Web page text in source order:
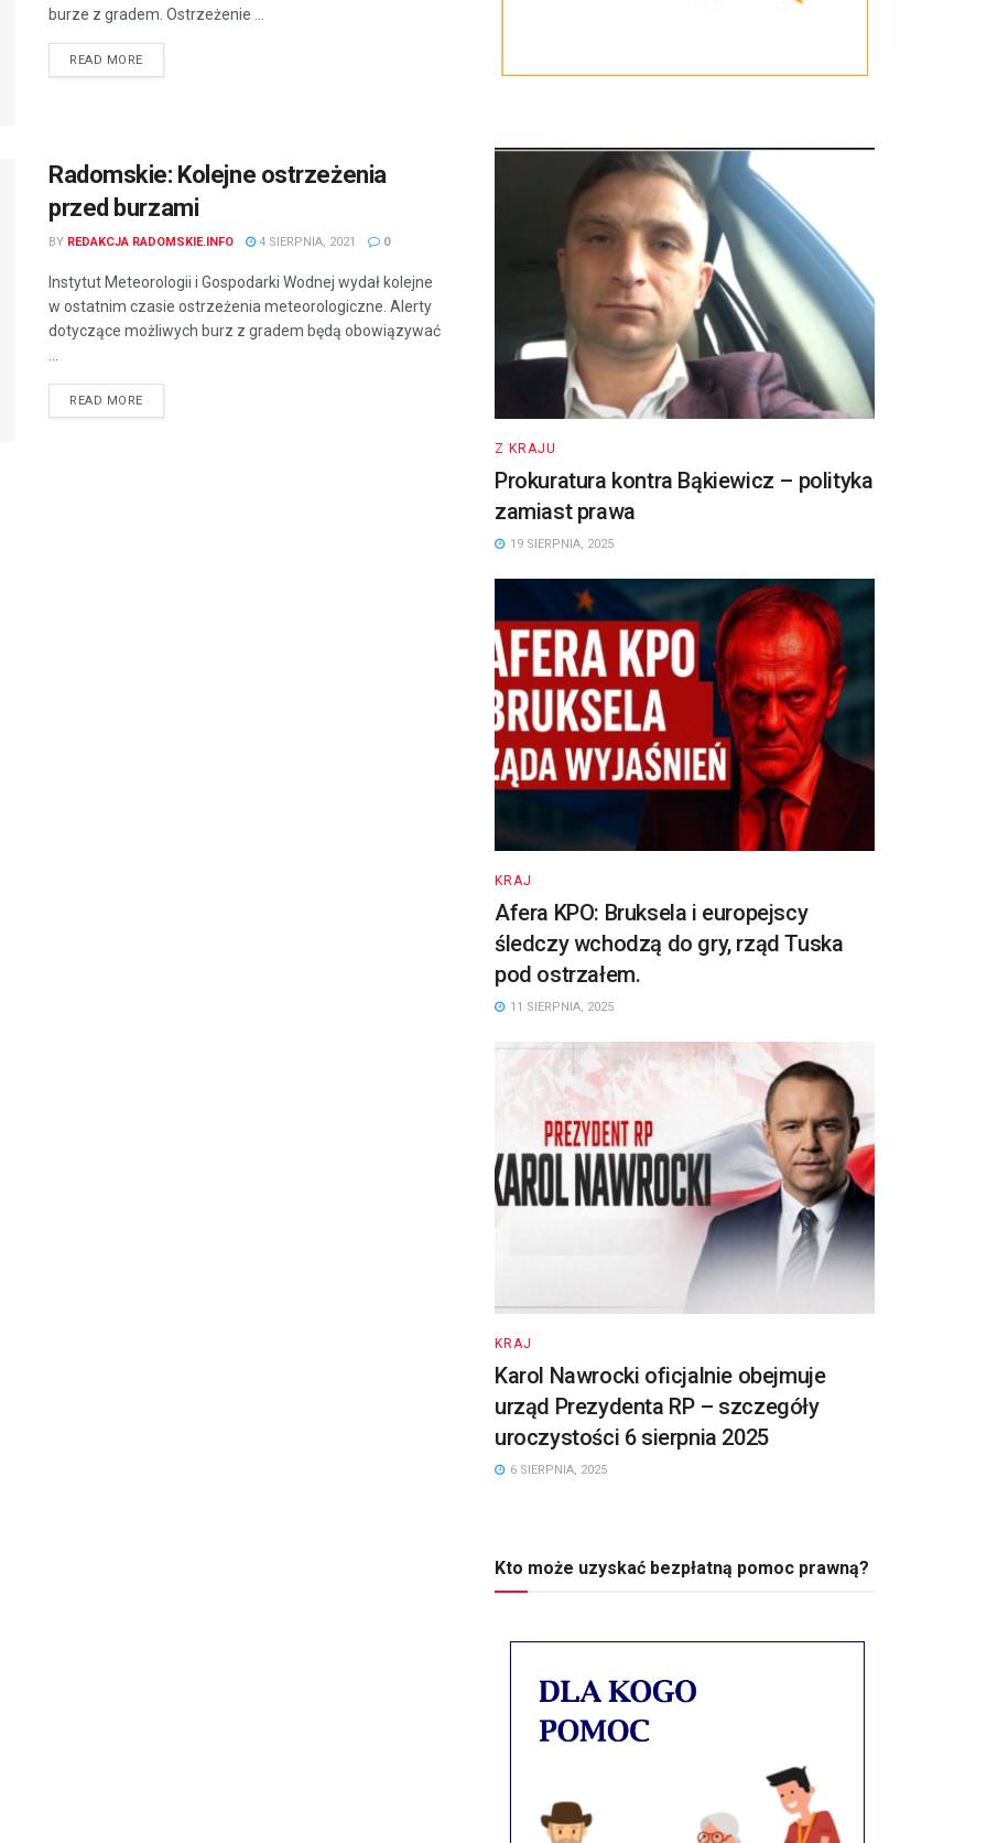
burze z gradem. Ostrzeżenie ...
READ MORE
Radomskie: Kolejne ostrzeżenia
przed burzami
BY REDAKCJA RADOMSKIE.INFO 4 SIERPNIA, 2021 0
Instytut Meteorologii i Gospodarki Wodnej wydał kolejne
w ostatnim czasie ostrzeżenia meteorologiczne. Alerty
dotyczące możliwych burz z gradem będą obowiązywać
READ MORE
Z KRAJU
Prokuratura kontra Bąkiewicz – polityka
zamiast prawa
19 SIERPNIA, 2025
KRAJ
Afera KPO: Bruksela i europejscy
śledczy wchodzą do gry, rząd Tuska
pod ostrzałem.
11 SIERPNIA, 2025
KRAJ
Karol Nawrocki oficjalnie obejmuje
urząd Prezydenta RP – szczegóły
uroczystości 6 sierpnia 2025
6 SIERPNIA, 2025
Kto może uzyskać bezpłatną pomoc prawną?